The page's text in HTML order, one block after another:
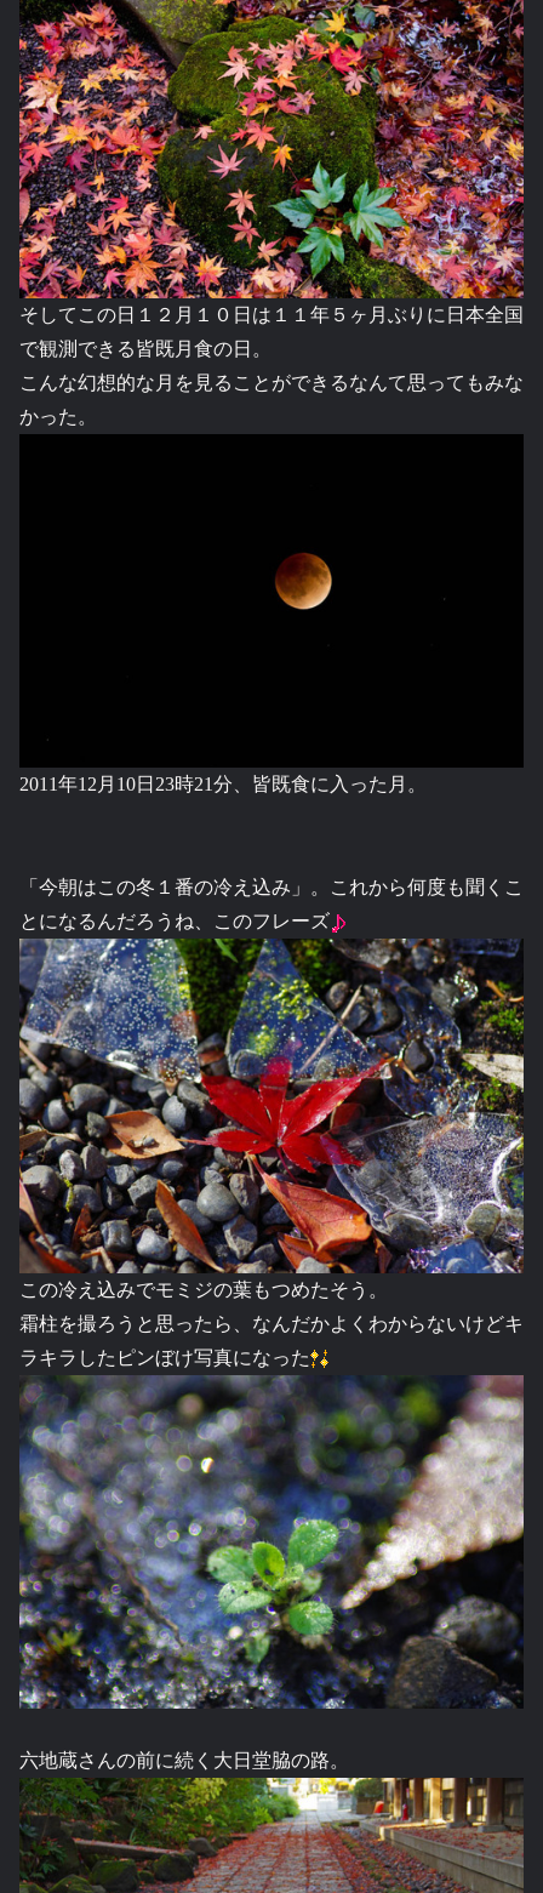
そしてこの日１２月１０日は１１年５ヶ月ぶりに日本全国
で観測できる皆既月食の日。
こんな幻想的な月を見ることができるなんて思ってもみな
かった。
2011年12月10日23時21分、皆既食に入った月。
「今朝はこの冬１番の冷え込み」。これから何度も聞くこ
とになるんだろうね、このフレーズ
この冷え込みでモミジの葉もつめたそう。
霜柱を撮ろうと思ったら、なんだかよくわからないけどキ
ラキラしたピンぼけ写真になった
六地蔵さんの前に続く大日堂脇の路。